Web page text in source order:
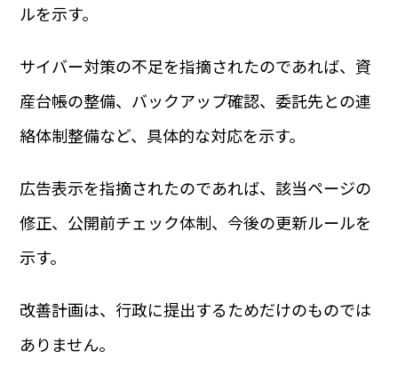
ルを示す。
サイバー対策の不足を指摘されたのであれば、資
産台帳の整備、バックアップ確認、委託先との連
絡体制整備など、具体的な対応を示す。
広告表示を指摘されたのであれば、該当ページの
修正、公開前チェック体制、今後の更新ルールを
示す。
改善計画は、行政に提出するためだけのものでは
ありません。